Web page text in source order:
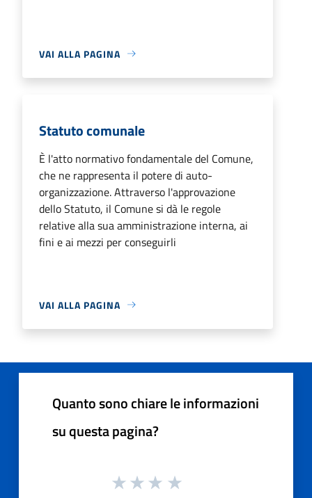
VAI ALLA PAGINA
Statuto comunale
È l'atto normativo fondamentale del Comune,
che ne rappresenta il potere di auto-
organizzazione. Attraverso l'approvazione
dello Statuto, il Comune si dà le regole
relative alla sua amministrazione interna, ai
fini e ai mezzi per conseguirli
VAI ALLA PAGINA
Quanto sono chiare le informazioni
su questa pagina?